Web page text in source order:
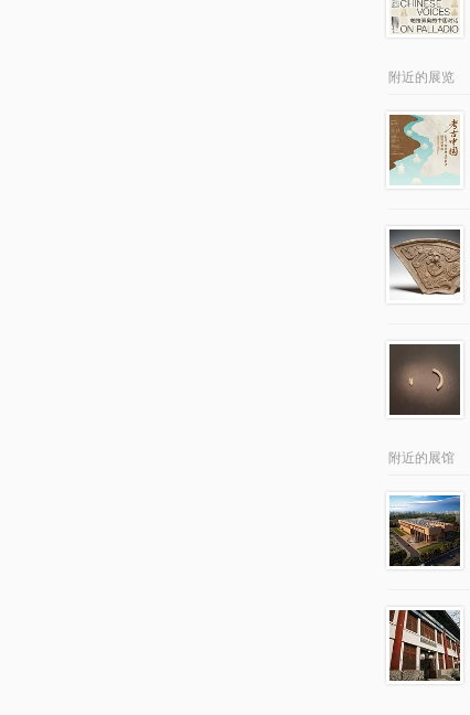
附近的展览
附近的展馆